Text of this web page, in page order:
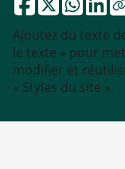
Ajoutez du texte
le texte » pour
modifier et
« Styles du site ».